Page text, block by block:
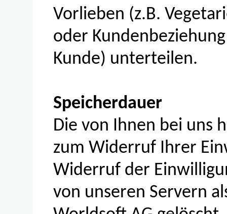
Vorlieben (z.B.
oder
Kunde) unterteilen.
Speicherdauer
Die von Ihnen bei uns
zum Widerruf Ihrer
Widerruf der
von unseren Servern